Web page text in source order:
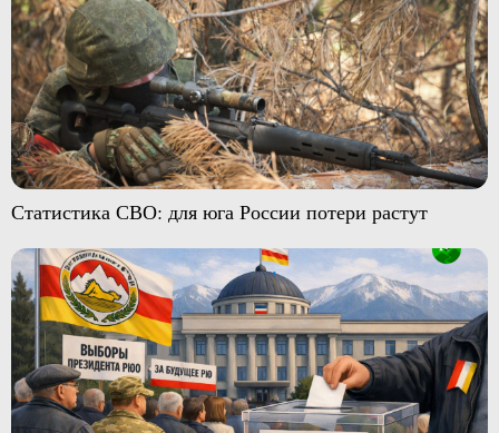
Статистика СВО: для юга России потери растут